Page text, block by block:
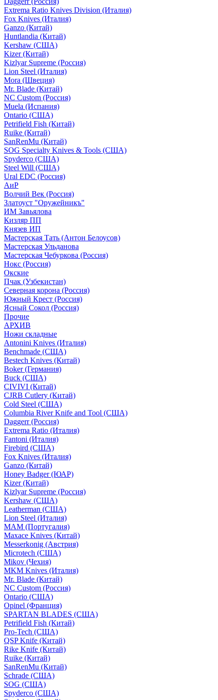
Extrema Ratio Knives Division (Италия)
Fox Knives (Италия)
Ganzo (Китай)
Huntlandia (Китай)
Kershaw (США)
Kizer (Китай)
Kizlyar Supreme (Россия)
Lion Steel (Италия)
Mora (Швеция)
Mr. Blade (Китай)
NC Custom (Россия)
Muela (Испания)
Ontario (США)
Petrifield Fish (Китай)
Ruike (Китай)
SanRenMu (Китай)
SOG Specialty Knives & Tools (США)
Spyderco (США)
Steel Will (США)
Ural EDC (Россия)
АиР
Волчий Век (Россия)
Златоуст "Оружейникъ"
ИМ Завьялова
Кизляр ПП
Князев ИП
Мастерская Тать (Антон Белоусов)
Мастерская Ульданова
Мастерская Чебуркова (Россия)
Нокс (Россия)
Окские
Пчак (Узбекистан)
Северная корона (Россия)
Южный Крест (Россия)
Ясный Сокол (Россия)
Прочие
АРХИВ
Ножи складные
Antonini Knives (Италия)
Benchmade (США)
Bestech Knives (Китай)
Boker (Германия)
Buck (США)
CIVIVI (Китай)
CJRB Cutlery (Китай)
Cold Steel (США)
Columbia River Knife and Tool (США)
Daggerr (Россия)
Extrema Ratio (Италия)
Fantoni (Италия)
Firebird (США)
Fox Knives (Италия)
Ganzo (Китай)
Honey Badger (ЮАР)
Kizer (Китай)
Kizlyar Supreme (Россия)
Kershaw (США)
Leatherman (США)
Lion Steel (Италия)
MAM (Португалия)
Maxace Knives (Китай)
Messerkonig (Австрия)
Microtech (США)
Mikov (Чехия)
MKM Knives (Италия)
Mr. Blade (Китай)
NC Custom (Россия)
Ontario (США)
Opinel (Франция)
SPARTAN BLADES (США)
Petrifield Fish (Китай)
Pro-Tech (США)
QSP Knife (Китай)
Rike Knife (Китай)
Ruike (Китай)
SanRenMu (Китай)
Schrade (США)
SOG (США)
Spyderco (США)